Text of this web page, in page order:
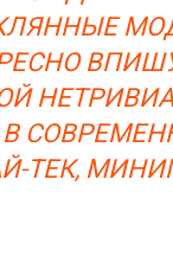
В
ТЕК,